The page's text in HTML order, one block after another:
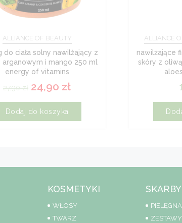
ALLIANCE OF BEAUTY
do ciała solny nawilżający z
arganowym i mango 250 ml
energy of vitamins
27,90zł 24,90 zł
Dodaj do koszyka
ALLIANCE
nawilżające
skóry z
KOSMETYKI
WŁOSY
TWARZ